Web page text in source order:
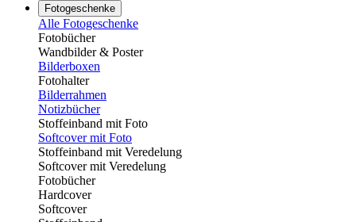
Fotogeschenke
Alle Fotogeschenke
Fotobücher
Wandbilder & Poster
Bilderboxen
Fotohalter
Bilderrahmen
Notizbücher
Stoffeinband mit Foto
Softcover mit Foto
Stoffeinband mit Veredelung
Softcover mit Veredelung
Fotobücher
Hardcover
Softcover